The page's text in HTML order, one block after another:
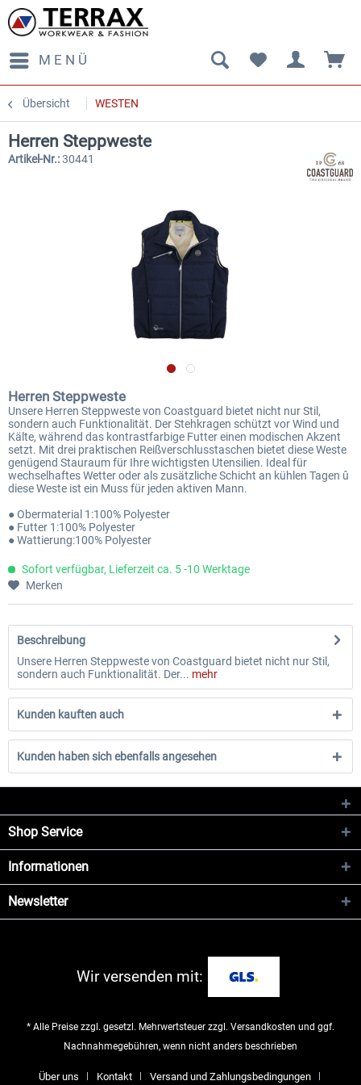
MENÜ
Übersicht WESTEN
Herren Steppweste
Artikel-Nr.:30441
Herren Steppweste
Unsere Herren Steppweste von Coastguard bietet nicht nur Stil,
sondern auch Funktionalität. Der Stehkragen schützt vor Wind und
Kälte, während das kontrastfarbige Futter einen modischen Akzent
setzt. Mit drei praktischen Reißverschlusstaschen bietet diese Weste
genügend Stauraum für Ihre wichtigsten Utensilien. Ideal für
wechselhaftes Wetter oder als zusätzliche Schicht an kühlen Tagen û
diese Weste ist ein Muss für jeden aktiven Mann.
● Obermaterial 1:100% Polyester
● Futter 1:100% Polyester
● Wattierung:100% Polyester
Sofort verfügbar, Lieferzeit ca. 5 -10 Werktage
Merken
Beschreibung
Unsere Herren Steppweste von Coastguard bietet nicht nur Stil,
sondern auch Funktionalität. Der... mehr
Kunden kauften auch
Kunden haben sich ebenfalls angesehen
Shop Service
Informationen
Newsletter
Wir versenden mit:
* Alle Preise zzgl. gesetzl. Mehrwertsteuer zzgl. Versandkosten und ggf.
Nachnahmegebühren, wenn nicht anders beschrieben
Über uns Kontakt Versand und Zahlungsbedingungen